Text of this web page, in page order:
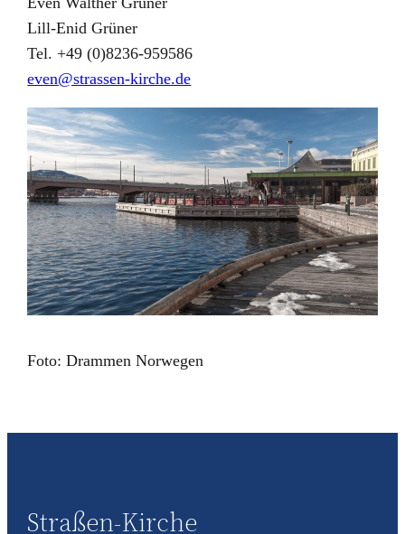
Lill-Enid Grüner
Tel. +49 (0)8236-959586
even@strassen-kirche.de
Foto: Drammen Norwegen
Straßen-Kirche